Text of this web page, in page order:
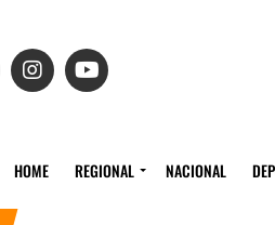
HOME REGIONAL NACIONAL